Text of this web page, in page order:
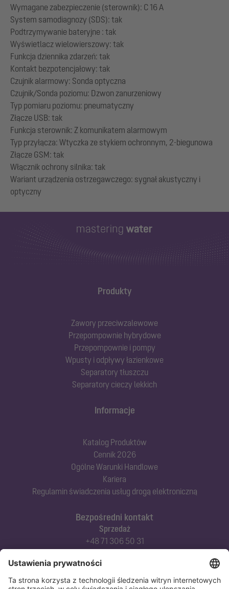
Wymagane zabezpieczenie (sterownik): C 16 A
System samodiagnozy (SDS): tak
Podtrzymywanie bateryjne : tak
Wyświetlacz wielowierszowy: tak
Funkcja dziennika zdarzeń: tak
Kontakt bezpotencjałowy: tak
Czujnik alarmowy: Sonda optyczna
Czujnik/Sonda poziomu: Dzwon zanurzeniowy
Typ pomiaru poziomu: pneumatyczny
Złącze USB: tak
Funkcja sterownik: Z komunikatem alarmowym
Typ przyłącza: Wtyczka ze stykiem ochronnym, 2-biegunowa
Złącze GSM: tak
Włącznik ochrony silnika: tak
Wariant urządzenia ostrzegawczego: sygnał akustyczny i
Produkty
Zawory przeciwzalewowe
Przepompownie hybrydowe
Przepompownie i pompy
Wpusty i odpływy łazienkowe
Separatory tłuszczu
Separatory cieczy lekkich
Bezpośredni kontakt
Sprzedaż
+48 71 306 50 31
Doradztwo techniczne
Informacje
Katalog Produktów
Cennik 2026
Ogólne Warunki Handlowe
Kariera
Regulamin świadczenia usług drogą elektroniczną